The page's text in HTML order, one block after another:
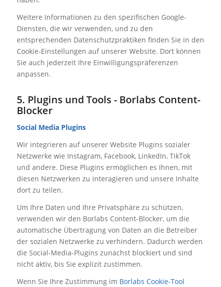
Weitere Informationen zu den spezifischen Google-
Diensten, die wir verwenden, und zu den
entsprechenden Datenschutzpraktiken finden Sie in den
Cookie-Einstellungen auf unserer Website. Dort können
Sie auch jederzeit Ihre Einwilligungspräferenzen
anpassen.
5. Plugins und Tools - Borlabs Content-
Blocker
Social Media Plugins
Wir integrieren auf unserer Website Plugins sozialer
Netzwerke wie Instagram, Facebook, LinkedIn, TikTok
und andere. Diese Plugins ermöglichen es Ihnen, mit
diesen Netzwerken zu interagieren und unsere Inhalte
dort zu teilen.
Um Ihre Daten und Ihre Privatsphäre zu schützen,
verwenden wir den Borlabs Content-Blocker, um die
automatische Übertragung von Daten an die Betreiber
der sozialen Netzwerke zu verhindern. Dadurch werden
die Social-Media-Plugins zunächst blockiert und sind
nicht aktiv, bis Sie explizit zustimmen.
Wenn Sie Ihre Zustimmung im Borlabs Cookie-Tool